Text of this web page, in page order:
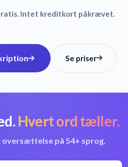
Intet kreditkort påkrævet.
Se priser
Hvert ord tæller.
på 54+ sprog.